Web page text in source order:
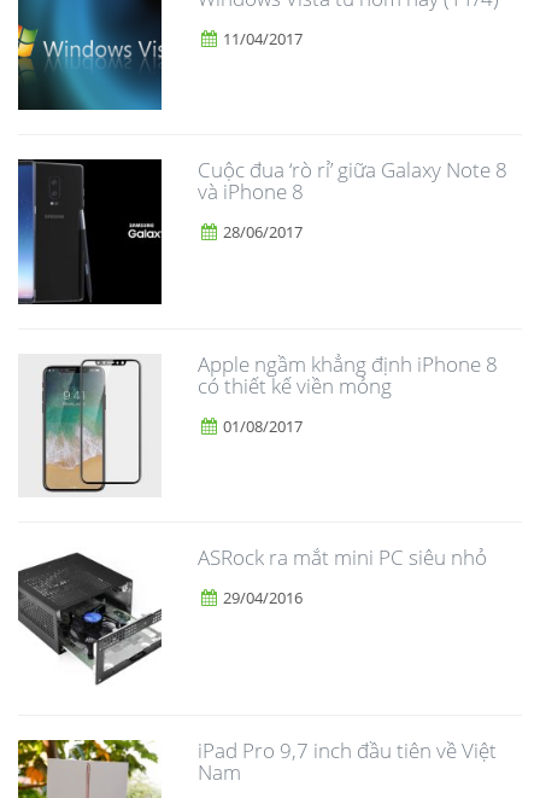
11/04/2017
​Cuộc đua ‘rò rỉ’ giữa Galaxy Note 8
và iPhone 8
28/06/2017
Apple ngầm khẳng định iPhone 8
có thiết kế viền mỏng
01/08/2017
ASRock ra mắt mini PC siêu nhỏ
29/04/2016
iPad Pro 9,7 inch đầu tiên về Việt
Nam